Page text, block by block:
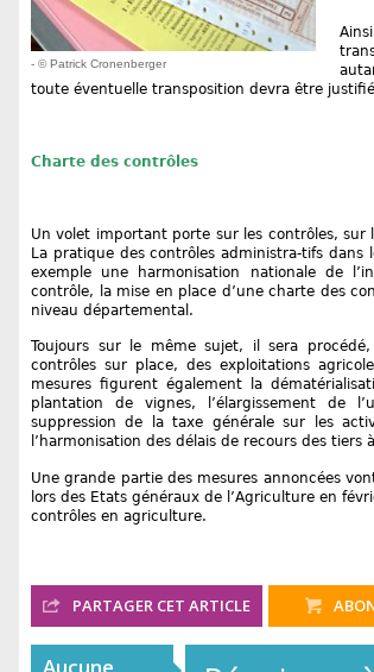
- © Patrick Cronenberger
toute éventuelle transposition devra être
Charte des contrôles
Un volet important porte sur les contrôles, sur
La pratique des contrôles administra-tifs
exemple une harmonisation nationale de
contrôle, la mise en place d’une charte des
niveau départemental.
Toujours sur le même sujet, il sera
contrôles sur place, des exploitations
mesures figurent également la
plantation de vignes, l’élargissement de
suppression de la taxe générale sur les
l’harmonisation des délais de recours des tiers
Une grande partie des mesures annoncées
lors des Etats généraux de l’Agriculture en
contrôles en agriculture.
PARTAGER CET ARTICLE